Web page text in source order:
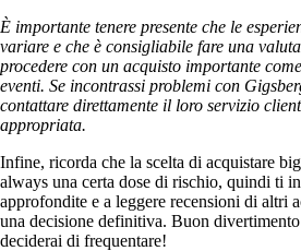
È importante tenere presente che le
variare e che è consigliabile fare una
procedere con un acquisto importante
eventi. Se incontrassi problemi con
contattare direttamente il loro servizio
appropriata.
Infine, ricorda che la scelta di acquistare
always una certa dose di rischio, quindi ti
approfondite e a leggere recensioni di altri
una decisione definitiva. Buon
deciderai di frequentare!